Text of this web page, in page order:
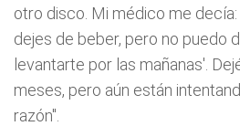
otro disco. Mi médico me
dejes de beber, pero no puedo
levantarte por las mañanas'.
meses, pero aún están
razón".